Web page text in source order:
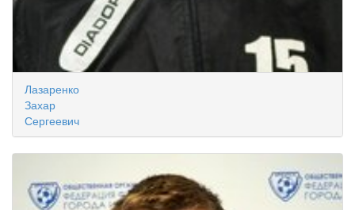
Лазаренко
Захар
Сергеевич